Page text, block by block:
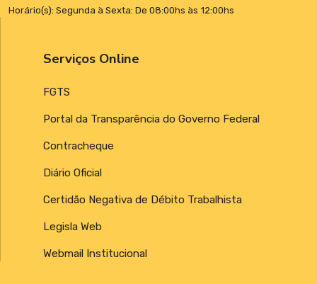
Horário(s): Segunda à Sexta: De 08:00hs às 12:00hs
Serviços Online
FGTS
Portal da Transparência do Governo Federal
Contracheque
Diário Oficial
Certidão Negativa de Débito Trabalhista
Legisla Web
Webmail Institucional